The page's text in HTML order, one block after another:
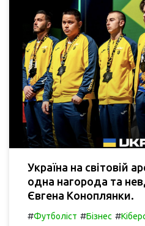
Україна на світовій
одна нагорода та
Євгена Коноплянки.
#Футболіст #Бізнес #